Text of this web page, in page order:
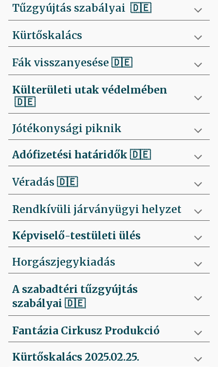
Tűzgyújtás szabályai🇩🇪
Kürtőskalács
Fák visszanyesése🇩🇪
Külterületi utak védelmében
🇩🇪
Jótékonysági piknik
Adófizetési határidők🇩🇪
Véradás🇩🇪
Rendkívüli járványügyi helyzet
Képviselő-testületi ülés
Horgászjegykiadás
A szabadtéri tűzgyújtás
szabályai 🇩🇪
Fantázia Cirkusz Produkció
Kürtőskalács 2025.02.25.